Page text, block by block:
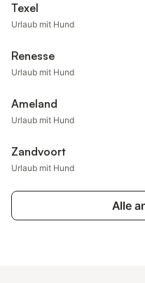
Texel
Urlaub mit Hund
Renesse
Urlaub mit Hund
Ameland
Urlaub mit Hund
Zandvoort
Urlaub mit Hund
Alle